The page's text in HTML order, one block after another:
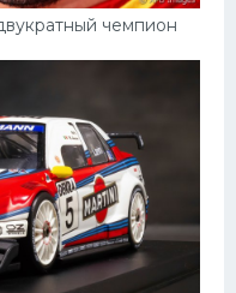
чемпион